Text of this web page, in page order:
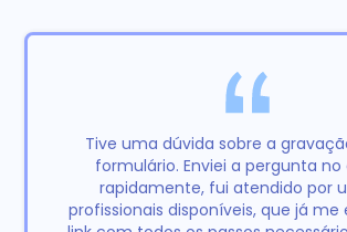
Tive uma dúvida sobre a
formulário. Enviei a pergunta
rapidamente, fui atendido por
profissionais disponíveis, que já me